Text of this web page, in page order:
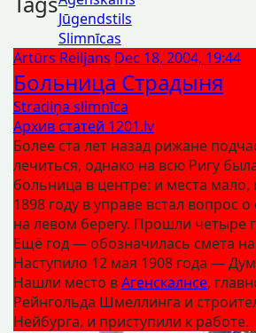
Jūgendstils
Slimnīcas
Artūrs Reiljans Dec 18, 2004, 19:44
Больница Страдыня
Stradiņa slimnīca
Архив статей 1201.lv
Более ста лет назад рижане
лечиться, однако на всю Ригу
больница в центре: и места мало,
1898 году в управе встал вопрос
на левом берегу. Прошли четыре
Ещё год — обозначилась смета на
Наступило 12 мая 1908 года —
Нашли место вАгенскалнсе,
Рейнгольда Шмеллинга и
Нейбурга, и приступили к работе.